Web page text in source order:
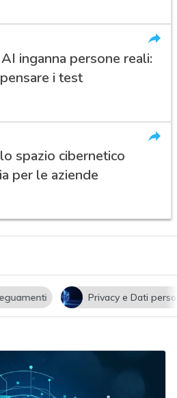
inganna persone reali:
i test
spazio cibernetico
per le aziende
Privacy e Dati